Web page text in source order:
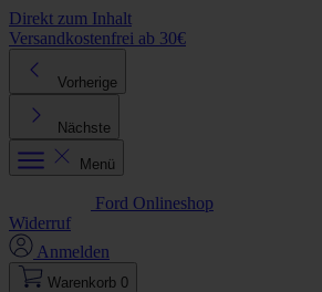
Direkt zum Inhalt
Versandkostenfrei ab 30€
Vorherige
Nächste
Menü
Ford Onlineshop
Widerruf
Anmelden
Warenkorb 0